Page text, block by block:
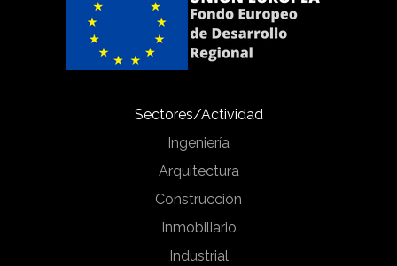
Sectores/Actividad
Ingeniería
Arquitectura
Construcción
Inmobiliario
Industrial